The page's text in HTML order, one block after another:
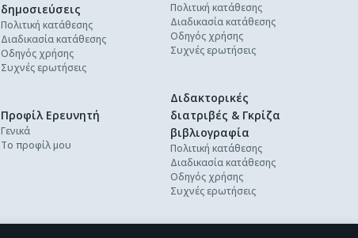
δημοσιεύσεις
Πολιτική κατάθεσης
Διαδικασία κατάθεσης
Οδηγός χρήσης
Συχνές ερωτήσεις
Πολιτική κατάθεσης
Διαδικασία κατάθεσης
Οδηγός χρήσης
Συχνές ερωτήσεις
Διδακτορικές
διατριβές & Γκρίζα
βιβλιογραφία
Πολιτική κατάθεσης
Διαδικασία κατάθεσης
Οδηγός χρήσης
Συχνές ερωτήσεις
Προφίλ Ερευνητή
Γενικά
Το προφίλ μου